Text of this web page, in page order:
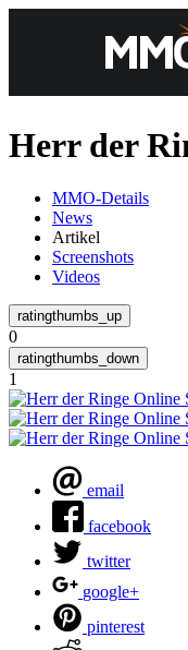
Herr der
MMO-Details
News
Artikel
Screenshots
Videos
0
1
email
facebook
twitter
google+
pinterest